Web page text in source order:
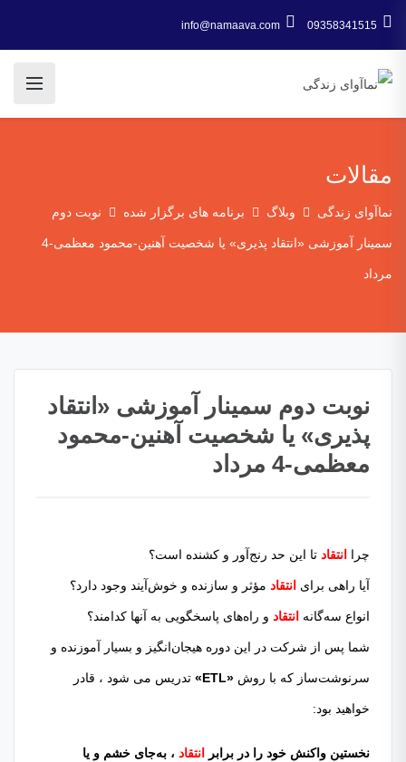
09358341515
info@namaava.com
مقالات
نماآوای زندگی وبلاگ برنامه های برگزار شده نوبت دوم
سمینار آموزشی «انتقاد پذیری» یا شخصیت آهنین-محمود معظمی-4
مرداد
نوبت دوم سمینار آموزشی «انتقاد
پذیری» یا شخصیت آهنین-محمود
معظمی-4 مرداد
چرا انتقاد تا این حد رنج‌آور و کشنده است؟
آیا راهی برای انتقاد مؤثر و سازنده و خوش‌آیند وجود دارد؟
انواع سه‌گانه نتقاد و راه‌های پاسخگویی به آنها کدامند؟
شما پس از شرکت در این دوره هیجان‌انگیز و بسیار آموزنده و
سرنوشت‌ساز که با روش «ETL» تدریس می شود ، قادر
خواهید بود:
نخستین واکنش خود را در برابر انتقاد ، به‌جای خشم و یا